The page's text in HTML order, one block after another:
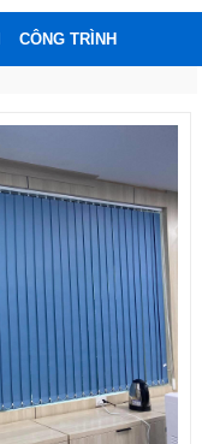
CÔNG TRÌNH